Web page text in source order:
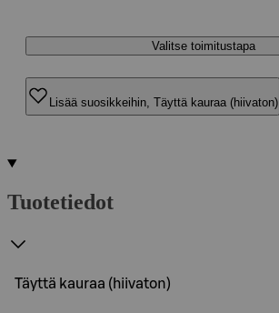
Valitse toimitustapa
Lisää suosikkeihin, Täyttä kauraa (hiivaton)
Tuotetiedot
Täyttä kauraa (hiivaton)